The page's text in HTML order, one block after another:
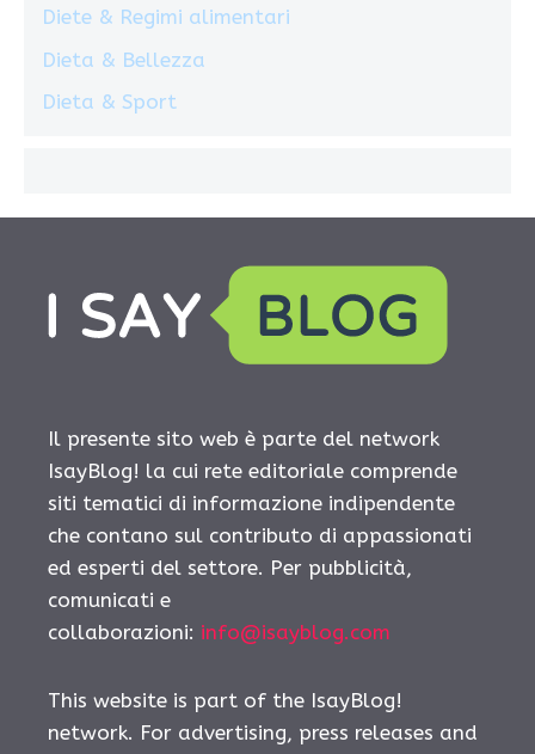
Diete & Regimi alimentari
Dieta & Bellezza
Dieta & Sport
Il presente sito web è parte del network
IsayBlog! la cui rete editoriale comprende
siti tematici di informazione indipendente
che contano sul contributo di appassionati
ed esperti del settore. Per pubblicità,
comunicati e
collaborazioni: info@isayblog.com
This website is part of the IsayBlog!
network. For advertising, press releases and